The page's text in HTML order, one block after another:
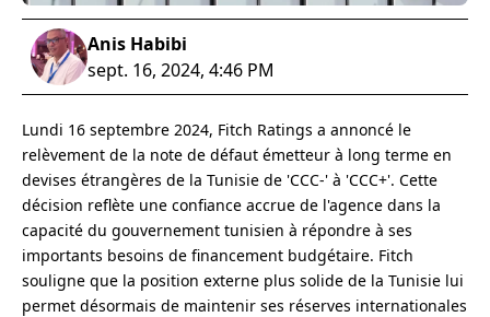
Anis Habibi
sept. 16, 2024, 4:46 PM
Lundi 16 septembre 2024, Fitch Ratings a annoncé le
relèvement de la note de défaut émetteur à long terme en
devises étrangères de la Tunisie de 'CCC-' à 'CCC+'. Cette
décision reflète une confiance accrue de l'agence dans la
capacité du gouvernement tunisien à répondre à ses
importants besoins de financement budgétaire. Fitch
souligne que la position externe plus solide de la Tunisie lui
permet désormais de maintenir ses réserves internationales